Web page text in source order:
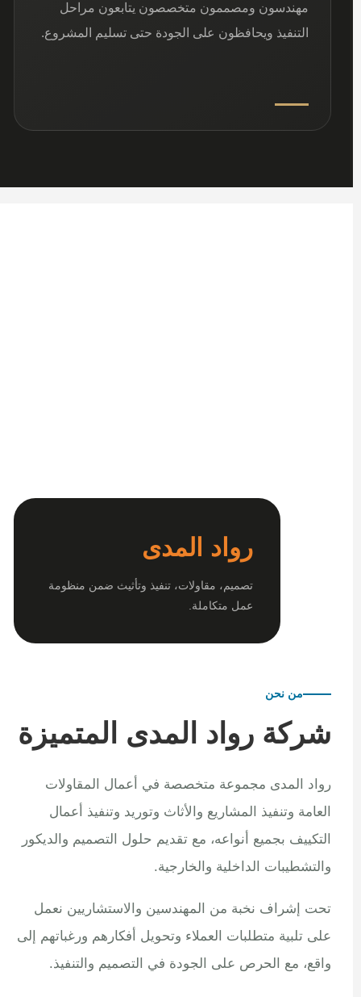
مهندسون ومصممون متخصصون يتابعون مراحل
التنفيذ ويحافظون على الجودة حتى تسليم المشروع.
رواد المدى
تصميم، مقاولات، تنفيذ وتأثيث ضمن منظومة
عمل متكاملة.
من نحن
شركة رواد المدى المتميزة
رواد المدى مجموعة متخصصة في أعمال المقاولات
العامة وتنفيذ المشاريع والأثاث وتوريد وتنفيذ أعمال
التكييف بجميع أنواعه، مع تقديم حلول التصميم والديكور
والتشطيبات الداخلية والخارجية.
تحت إشراف نخبة من المهندسين والاستشاريين نعمل
على تلبية متطلبات العملاء وتحويل أفكارهم ورغباتهم إلى
واقع، مع الحرص على الجودة في التصميم والتنفيذ.